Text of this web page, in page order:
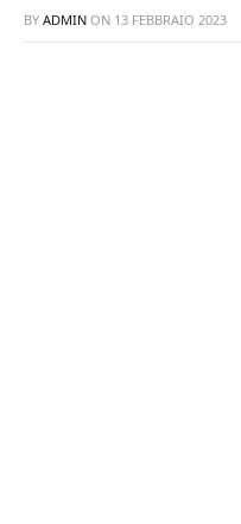
BY ADMIN ON 13 FEBBRAIO 2023